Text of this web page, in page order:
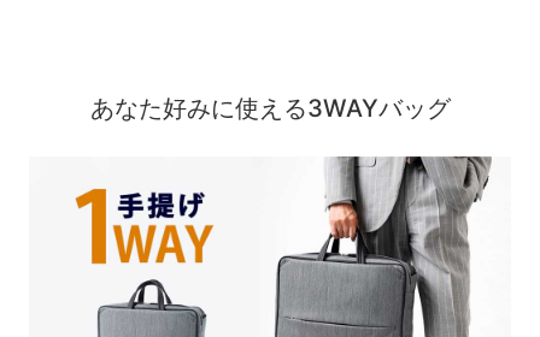
あなた好みに使える3WAYバッグ